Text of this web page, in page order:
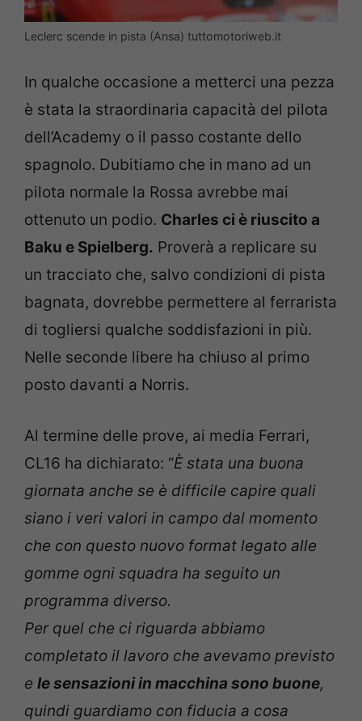
Leclerc scende in pista (Ansa) tuttomotoriweb.it
In qualche occasione a metterci una pezza
è stata la straordinaria capacità del pilota
dell’Academy o il passo costante dello
spagnolo. Dubitiamo che in mano ad un
pilota normale la Rossa avrebbe mai
ottenuto un podio. Charles ci è riuscito a
Baku e Spielberg. Proverà a replicare su
un tracciato che, salvo condizioni di pista
bagnata, dovrebbe permettere al ferrarista
di togliersi qualche soddisfazioni in più.
Nelle seconde libere ha chiuso al primo
posto davanti a Norris.
Al termine delle prove, ai media Ferrari,
CL16 ha dichiarato: “È stata una buona
giornata anche se è difficile capire quali
siano i veri valori in campo dal momento
che con questo nuovo format legato alle
gomme ogni squadra ha seguito un
programma diverso.
Per quel che ci riguarda abbiamo
completato il lavoro che avevamo previsto
e le sensazioni in macchina sono buone,
quindi guardiamo con fiducia a cosa